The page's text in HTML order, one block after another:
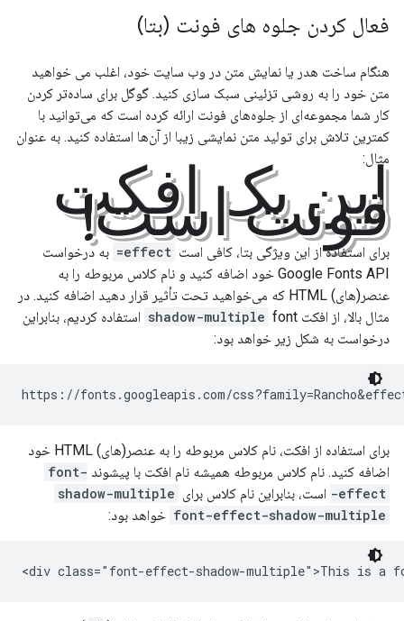
فعال کردن جلوه های فونت (بتا)
هنگام ساخت هدر یا نمایش متن در وب سایت خود، اغلب می خواهید
متن خود را به روشی تزئینی سبک سازی کنید. گوگل برای ساده‌تر کردن
کار شما مجموعه‌ای از جلوه‌های فونت ارائه کرده است که می‌توانید با
کمترین تلاش برای تولید متن نمایشی زیبا از آن‌ها استفاده کنید. به عنوان
مثال:
این یک افکت
فونت است!
برای استفاده از این ویژگی بتا، کافی است effect=
به درخواست
Google Fonts API خود اضافه کنید و نام کلاس مربوطه را به
عنصر(های) HTML که می‌خواهید تحت تأثیر قرار دهید اضافه کنید. در
مثال بالا، از افکت
shadow-multiple font استفاده کردیم، بنابراین
درخواست به شکل زیر خواهد بود:
برای استفاده از افکت، نام کلاس مربوطه را به عنصر(های) HTML خود
اضافه کنید. نام کلاس مربوطه همیشه نام افکت با پیشوند font-
effect-
است، بنابراین نام کلاس برای shadow-multiple
font-effect-shadow-multiple خواهد بود: